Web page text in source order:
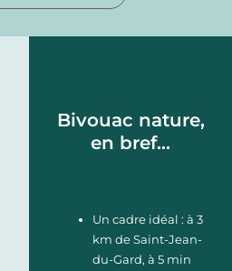
Bivouac nature,
en bref...
Un cadre idéal : à 3
km de Saint-Jean-
du-Gard, à 5 min